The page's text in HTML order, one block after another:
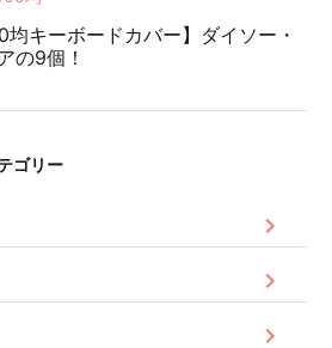
均キーボードカバー】ダイソー・
の9個！
ゴリー